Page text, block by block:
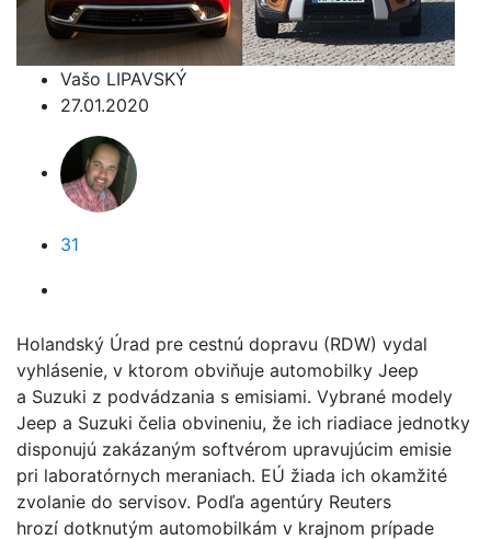
Vašo LIPAVSKÝ
27.01.2020
31
Holandský Úrad pre cestnú dopravu (RDW) vydal
vyhlásenie, v ktorom obviňuje automobilky Jeep
a Suzuki z podvádzania s emisiami. Vybrané modely
Jeep a Suzuki čelia obvineniu, že ich riadiace jednotky
disponujú zakázaným softvérom upravujúcim emisie
pri laboratórnych meraniach. EÚ žiada ich okamžité
zvolanie do servisov. Podľa agentúry Reuters
hrozí dotknutým automobilkám v krajnom prípade